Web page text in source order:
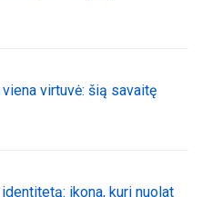
virtuvė: šią savaitę
ikona, kuri nuolat